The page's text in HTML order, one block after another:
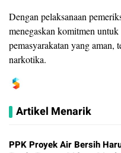
Dengan pelaksanaan
menegaskan komitmen
pemasyarakatan yang aman,
narkotika.
Artikel Menarik
PPK Proyek Air Bersih